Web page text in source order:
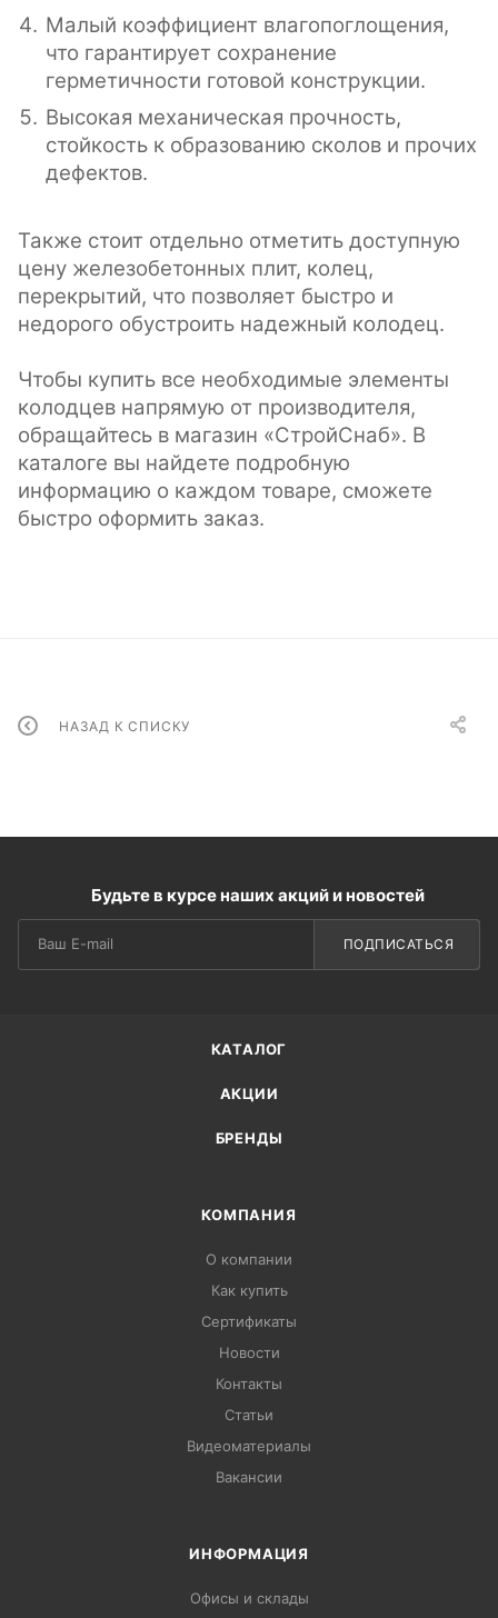
Малый коэффициент влагопоглощения,
что гарантирует сохранение
герметичности готовой конструкции.
Высокая механическая прочность,
стойкость к образованию сколов и прочих
дефектов.
Также стоит отдельно отметить доступную
цену железобетонных плит, колец,
перекрытий, что позволяет быстро и
недорого обустроить надежный колодец.
Чтобы купить все необходимые элементы
колодцев напрямую от производителя,
обращайтесь в магазин «СтройСнаб». В
каталоге вы найдете подробную
информацию о каждом товаре, сможете
быстро оформить заказ.
НАЗАД К СПИСКУ
Будьте в курсе наших акций и новостей
ПОДПИСАТЬСЯ
КАТАЛОГ
АКЦИИ
БРЕНДЫ
КОМПАНИЯ
О компании
Как купить
Сертификаты
Новости
Контакты
Статьи
Видеоматериалы
Вакансии
ИНФОРМАЦИЯ
Офисы и склады